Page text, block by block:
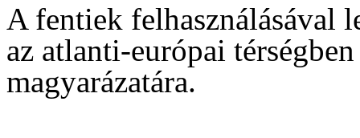
A fentiek felhasználásával
az atlanti-európai
magyarázatára.